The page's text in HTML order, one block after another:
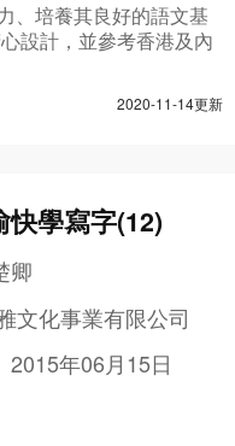
、培養其良好的語文基
設計，並參考香港及內
2020-11-14更新
快學寫字(12)
卿
文化事業有限公司
2015年06月15日